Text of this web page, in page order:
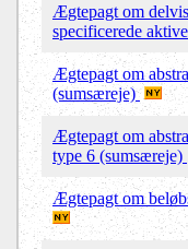
Ægtepagt om
specificerede
Ægtepagt om
(sumsæreje)
Ægtepagt om
type 6 (sumsæreje)
Ægtepagt om